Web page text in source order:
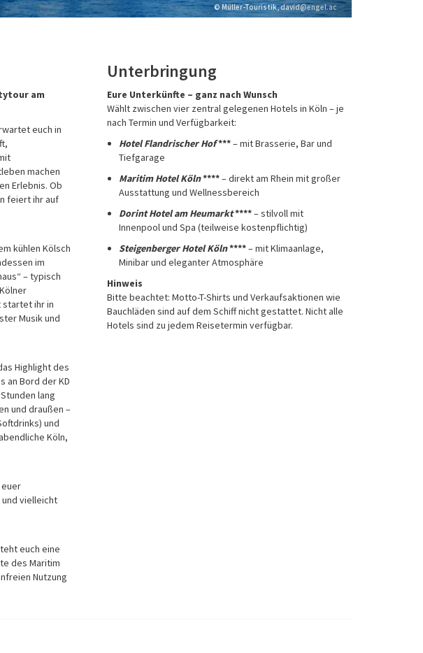
© Müller-Touristik, Sergey Borisov
am
euch in
machen
Erlebnis. Ob
feiert ihr auf
kühlen Kölsch
im
– typisch
startet ihr in
Musik und
Highlight des
an Bord der KD
lang
und draußen –
und
Köln,
und vielleicht
euch eine
des Maritim
Nutzung
Unterbringung
Eure Unterkünfte – ganz nach Wunsch
Wählt zwischen vier zentral gelegenen Hotels in Köln – je
nach Termin und Verfügbarkeit:
Hotel Flandrischer Hof***– mit Brasserie, Bar und
Tiefgarage
Maritim Hotel Köln****– direkt am Rhein mit großer
Ausstattung und Wellnessbereich
Dorint Hotel am Heumarkt****– stilvoll mit
Innenpool und Spa (teilweise kostenpflichtig)
Steigenberger Hotel Köln****– mit Klimaanlage,
Minibar und eleganter Atmosphäre
Hinweis
Bitte beachtet: Motto-T-Shirts und Verkaufsaktionen wie
Bauchläden sind auf dem Schiff nicht gestattet. Nicht alle
Hotels sind zu jedem Reisetermin verfügbar.